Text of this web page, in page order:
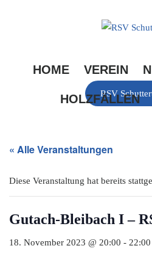
HOME VEREIN
HOLZFÄLLEN
RSV
« Alle Veranstaltungen
Diese Veranstaltung hat bereits
Gutach-Bleibach I –
18. November 2023 @ 20:00 - 22:00